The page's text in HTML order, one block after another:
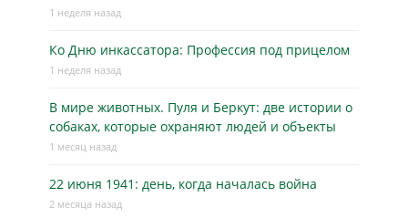
1 неделя назад
Ко Дню инкассатора: Профессия под прицелом
1 неделя назад
В мире животных. Пуля и Беркут: две истории о
собаках, которые охраняют людей и объекты
1 месяц назад
22 июня 1941: день, когда началась война
2 месяца назад